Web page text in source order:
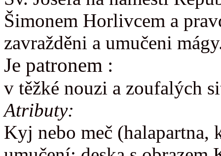
Šimonem Horlivcem a
zavražděni a umučeni
Je patronem :
v těžké nouzi a zoufalých
Atributy:
Kyj nebo meč (halapartna,